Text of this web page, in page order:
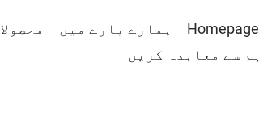
Homepage ہمارے بارے میں
ہم سے معاہدہ کریں